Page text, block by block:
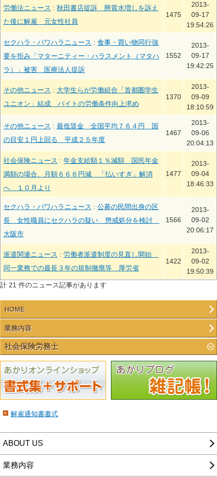
労働法ニュース : 秋田書店提訴 懸賞水増しを訴え
た後に解雇 元女性社員
1475
2013-
09-17
19:54:26
セクハラ・パワハラニュース : 食事・買い物同行強
要を拒み「マターニティー・ハラスメント（マタハ
ラ）」被害 医療法人提訴
1552
2013-
09-17
19:42:25
その他ニュース : 大学生らが労働組合「首都圏学生
ユニオン」結成 バイトの労働条件向上求め
1370
2013-
09-09
18:10:59
その他ニュース : 最低賃金 全国平均７６４円 国
の目安１円上回る 平成２５年度
1467
2013-
09-06
20:04:13
社会保険ニュース : 年金支給額１％減額 国民年金
満額の場合、月額６６６円減 「払いすぎ」解消
へ １０月より
1477
2013-
09-04
18:46:33
セクハラ・パワハラニュース : 公募の民間出身の区
長 女性職員にセクハラの疑い 懲戒処分を検討
大阪市
1566
2013-
09-02
20:06:17
派遣関連ニュース : 労働者派遣制度の見直し開始
同一業務での最長３年の規制撤廃等 厚労省
1422
2013-
09-02
19:50:39
計 21 件のニュース記事があります
HOME
業務内容
社会保険労務士
解雇通知書書式
ABOUT US
業務内容